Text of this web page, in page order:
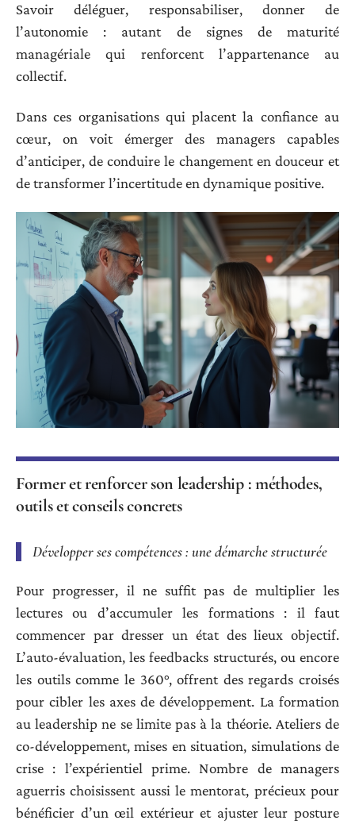
Savoir déléguer, responsabiliser, donner de
l’autonomie : autant de signes de maturité
managériale qui renforcent l’appartenance au
collectif.
Dans ces organisations qui placent la confiance au
cœur, on voit émerger des managers capables
d’anticiper, de conduire le changement en douceur et
de transformer l’incertitude en dynamique positive.
Former et renforcer son leadership : méthodes,
outils et conseils concrets
Développer ses compétences : une démarche structurée
Pour progresser, il ne suffit pas de multiplier les
lectures ou d’accumuler les formations : il faut
commencer par dresser un état des lieux objectif.
L’auto-évaluation, les feedbacks structurés, ou encore
les outils comme le 360°, offrent des regards croisés
pour cibler les axes de développement. La formation
au leadership ne se limite pas à la théorie. Ateliers de
co-développement, mises en situation, simulations de
crise : l’expérientiel prime. Nombre de managers
aguerris choisissent aussi le mentorat, précieux pour
bénéficier d’un œil extérieur et ajuster leur posture